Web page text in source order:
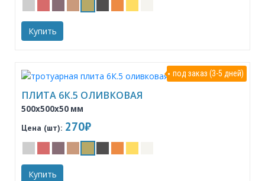
Купить
ПЛИТА 6К.5 ОЛИВКОВАЯ
500x500x50 мм
под заказ (3-5 дней)
Цена (шт): 270₽
Купить